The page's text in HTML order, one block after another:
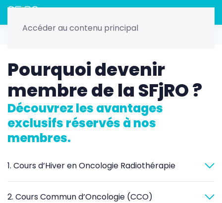
Accéder au contenu principal
Connexion/Inscription
Pourquoi devenir
membre de la SFjRO ?
Découvrez les avantages
exclusifs réservés à nos
membres.
1. Cours d’Hiver en Oncologie Radiothérapie
2. Cours Commun d’Oncologie (CCO)